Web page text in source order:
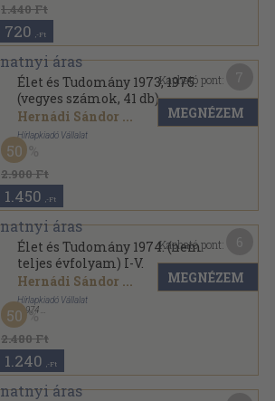
1.440 Ft
720 ,-Ft
Élet és Tudomány 1973, 1975.
(vegyes számok, 41 db)
Hernádi Sándor ...
Hírlapkiadó Vállalat
Tűzött kötés
Élet és Tudomány sorozat
2.900 Ft
50
1.450 ,-Ft
Kapható pont:
MEGNÉZEM
Élet és Tudomány 1974. (nem
teljes évfolyam) I-V.
Hernádi Sándor ...
Hírlapkiadó Vállalat
, 1974
Könyvkötői papírkötés
Élet és Tudomány sorozat
2.480 Ft
50
1.240 ,-Ft
Kapható pont:
MEGNÉZEM